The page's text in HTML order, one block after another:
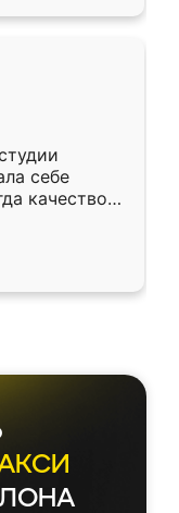
себе
качеством
уже почти